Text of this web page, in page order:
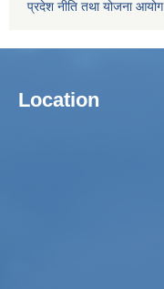
प्रदेश नीति तथा योजना आयोग
Location